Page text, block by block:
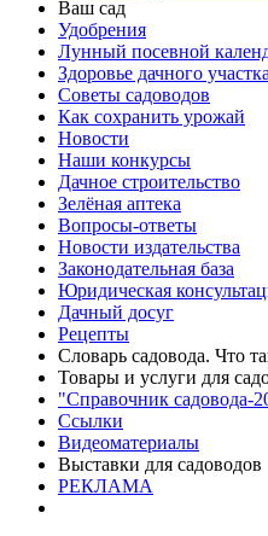
Ваш сад
Удобрения
Лунный посевной
Здоровье дачного участка
Советы садоводов
Как сохранить урожай
Новости
Наши конкурсы
Дачное строительство
Зелёная аптека
Вопросы-ответы
Новости издательства
Законодательная база
Юридическая
Дачный досуг
Рецепты
Словарь садовода. Что
Товары и услуги для
"Справочник садовода-
Ссылки
Видеоматериалы
Выставки для садоводов
РЕКЛАМА